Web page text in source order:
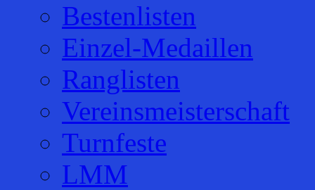
Bestenlisten
Einzel-Medaillen
Ranglisten
Vereinsmeisterschaft
Turnfeste
LMM